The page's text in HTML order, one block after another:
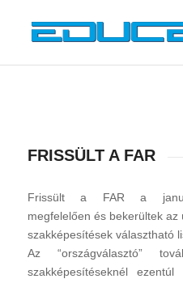
FRISSÜLT A FAR
Frissült a FAR a
megfelelően és bekerültek
szakképesítések választható
Az “országválasztó”
szakképesítéseknél